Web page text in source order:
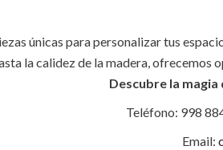
únicas para personalizar tus
la calidez de la madera, ofrecemos
Descubre la
Teléfono: 998
Email: